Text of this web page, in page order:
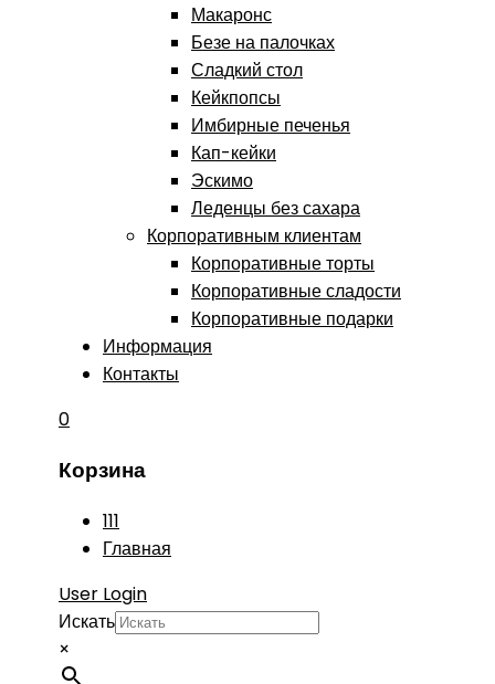
Макаронс
Безе на палочках
Сладкий стол
Кейкпопсы
Имбирные печенья
Кап-кейки
Эскимо
Леденцы без сахара
Корпоративным клиентам
Корпоративные торты
Корпоративные сладости
Корпоративные подарки
Информация
Контакты
0
Корзина
111
Главная
User Login
Искать
×